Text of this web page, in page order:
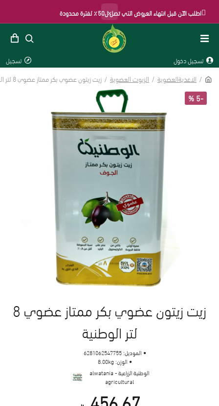
اطلب الآن قبل انتهاء العروض التي تصل ل50٪ لفترة محدودة×
تسجيل دخول تسجيل
الاغذيةالعضوية الزيوت العضوية زيت زيتون عضوي بكر ممتاز عضوي 8 لتر الوطنية
-5 %
زيت زيتون عضوي بكر ممتاز عضوي 8
لتر الوطنية
الموديل: 6281062547755
الوزن: 8.00kg
الوطنية الزراعية - alwatania
agricultural